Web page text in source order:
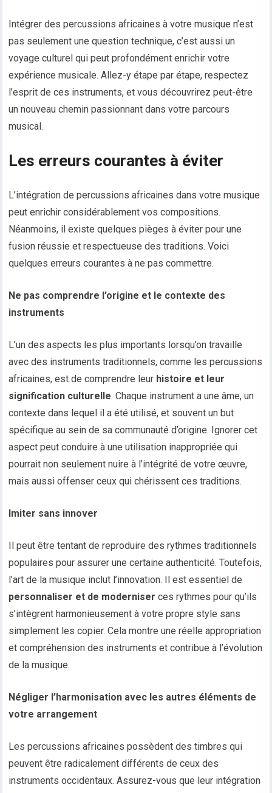
Intégrer des percussions africaines à votre musique n’est
pas seulement une question technique, c’est aussi un
voyage culturel qui peut profondément enrichir votre
expérience musicale. Allez-y étape par étape, respectez
l’esprit de ces instruments, et vous découvrirez peut-être
un nouveau chemin passionnant dans votre parcours
musical.
Les erreurs courantes à éviter
L’intégration de percussions africaines dans votre musique
peut enrichir considérablement vos compositions.
Néanmoins, il existe quelques pièges à éviter pour une
fusion réussie et respectueuse des traditions. Voici
quelques erreurs courantes à ne pas commettre.
Ne pas comprendre l’origine et le contexte des
instruments
L’un des aspects les plus importants lorsqu’on travaille
avec des instruments traditionnels, comme les percussions
africaines, est de comprendre leur histoire et leur
signification culturelle. Chaque instrument a une âme, un
contexte dans lequel il a été utilisé, et souvent un but
spécifique au sein de sa communauté d’origine. Ignorer cet
aspect peut conduire à une utilisation inappropriée qui
pourrait non seulement nuire à l’intégrité de votre œuvre,
mais aussi offenser ceux qui chérissent ces traditions.
Imiter sans innover
Il peut être tentant de reproduire des rythmes traditionnels
populaires pour assurer une certaine authenticité. Toutefois,
l’art de la musique inclut l’innovation. Il est essentiel de
personnaliser et de moderniser ces rythmes pour qu’ils
s’intègrent harmonieusement à votre propre style sans
simplement les copier. Cela montre une réelle appropriation
et compréhension des instruments et contribue à l’évolution
de la musique.
Négliger l’harmonisation avec les autres éléments de
votre arrangement
Les percussions africaines possèdent des timbres qui
peuvent être radicalement différents de ceux des
instruments occidentaux. Assurez-vous que leur intégration